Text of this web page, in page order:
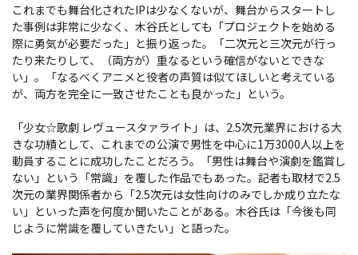
これまでも舞台化されたIPは少なくないが、舞台からスタートし
た事例は非常に少なく、木谷氏としても「プロジェクトを始める
際に勇気が必要だった」と振り返った。「二次元と三次元が行っ
たり来たりして、（両方が）重なるという確信がないとできな
い」。「なるべくアニメと役者の声質は似てほしいと考えている
が、両方を完全に一致させたことも良かった」という。
「少女☆歌劇 レヴュースタァライト」は、2.5次元業界における大
きな功績として、これまでの公演で男性を中心に1万3000人以上を
動員することに成功したことだろう。「男性は舞台や演劇を鑑賞し
ない」という「常識」を覆した作品でもあった。記者も取材で2.5
次元の業界関係者から「2.5次元は女性向けのみでしか成り立たな
い」といった声を何度か聞いたことがある。木谷氏は「今後も同
じように常識を覆していきたい」と語った。